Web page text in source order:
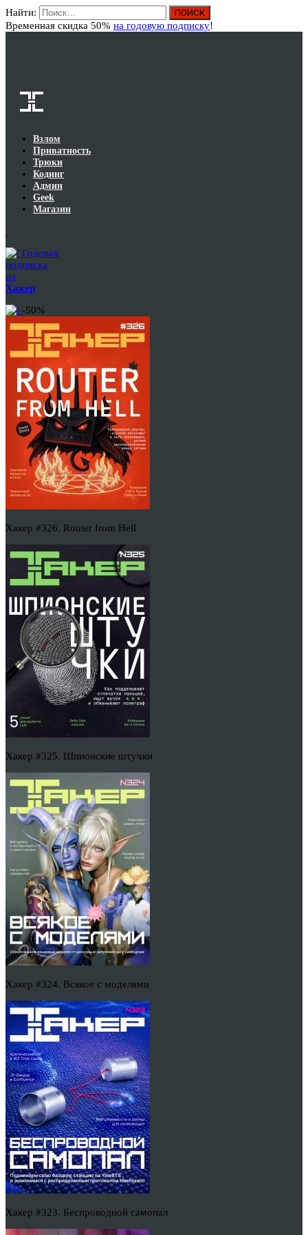
Найти:
Временная скидка 50% на годовую подписку!
Взлом
Приватность
Трюки
Кодинг
Админ
Geek
Магазин
Годовая
подписка
на
Хакер
-50%
Хакер #326. Router from Hell
Хакер #325. Шпионские штучки
Хакер #324. Всякое с моделями
Хакер #323. Беспроводной самопал